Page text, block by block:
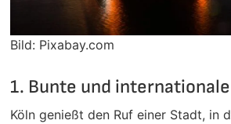
Bild: Pixabay.com
1. Bunte und
Köln genießt den Ruf einer Stadt, in